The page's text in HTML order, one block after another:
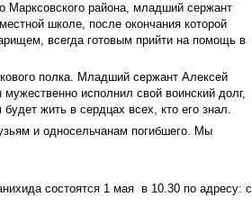
Марксовского района, младший сержант
школе, после окончания которой
всегда готовым прийти на помощь в
полка. Младший сержант Алексей
исполнил свой воинский долг,
жить в сердцах всех, кто его знал.
и односельчанам погибшего. Мы
состоятся 1 мая в 10.30 по адресу: с.